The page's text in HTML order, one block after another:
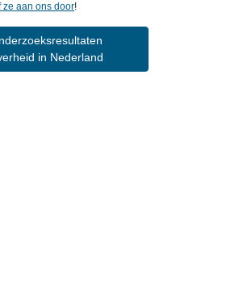
ze aan ons door!
in Nederland